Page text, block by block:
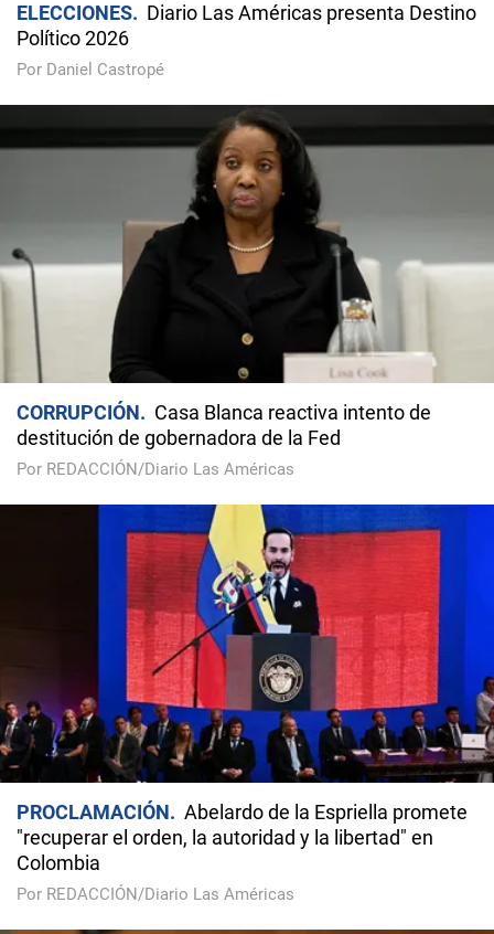
ELECCIONES
Diario Las Américas presenta Destino
Político 2026
Por Daniel Castropé
CORRUPCIÓN
Casa Blanca reactiva intento de
destitución de gobernadora de la Fed
Por REDACCIÓN/Diario Las Américas
PROCLAMACIÓN
Abelardo de la Espriella promete
"recuperar el orden, la autoridad y la libertad" en
Colombia
Por REDACCIÓN/Diario Las Américas